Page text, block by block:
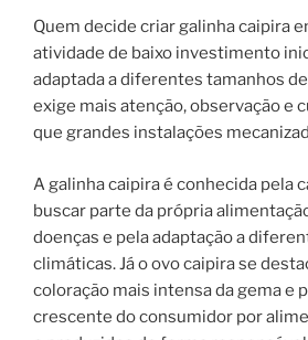
Quem decide criar galinha caipira
atividade de baixo investimento
adaptada a diferentes tamanhos
exige mais atenção, observação e
que grandes instalações
A galinha caipira é conhecida pela
buscar parte da própria
doenças e pela adaptação a
climáticas. Já o ovo caipira se
coloração mais intensa da gema e
crescente do consumidor por